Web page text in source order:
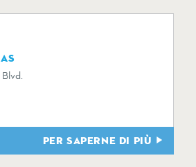
Blvd.
PER SAPERNE DI PIÙ